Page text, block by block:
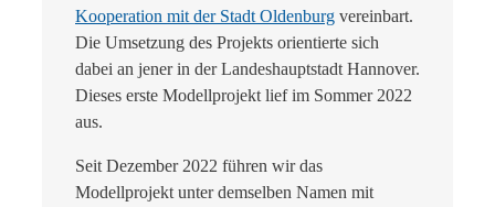
Kooperation mit der Stadt Oldenburg vereinbart.
Die Umsetzung des Projekts orientierte sich
dabei an jener in der Landeshauptstadt Hannover.
Dieses erste Modellprojekt lief im Sommer 2022
aus.
Seit Dezember 2022 führen wir das
Modellprojekt unter demselben Namen mit